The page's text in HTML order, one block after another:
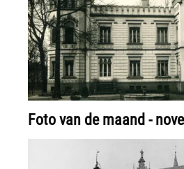
Foto van de maand -